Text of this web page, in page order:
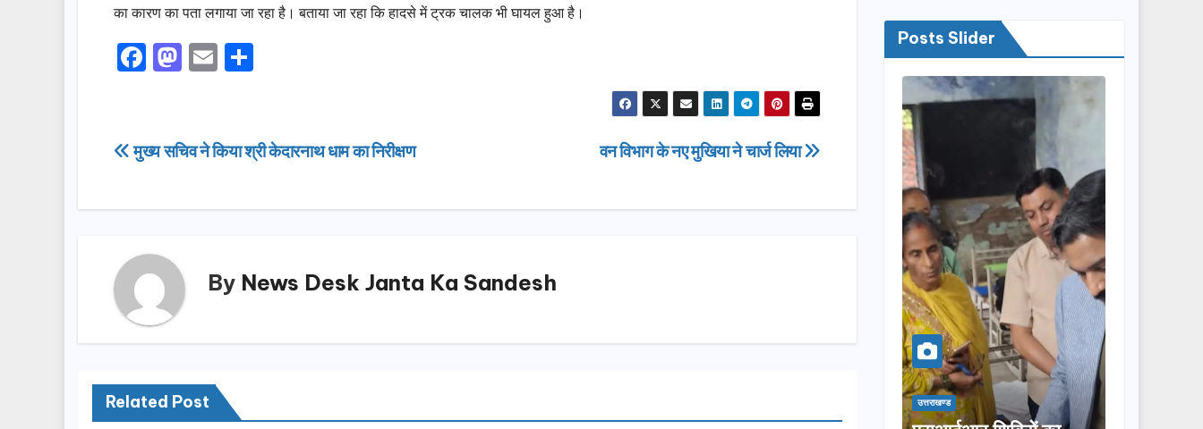
का कारण का पता लगाया जा रहा है। बताया जा रहा कि हादसे में ट्रक चालक भी घायल हुआ है।
F
e
o
k
M
o
o
E
e
Post
वन विभाग के नए मुखिया ने चार्ज लिया
मुख्य सचिव ने किया श्री केदारनाथ धाम का निरीक्षण
By News Desk Janta Ka Sandesh
Related Post
Posts Slider
उत्तराखण्ड